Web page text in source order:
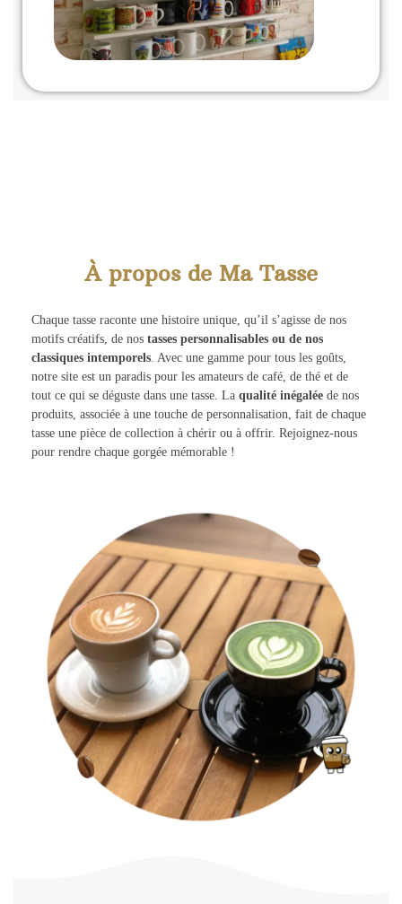
À propos de Ma Tasse
Chaque tasse raconte une histoire unique, qu’il s’agisse de nos
motifs créatifs, de nos tasses personnalisables ou de nos
classiques intemporels. Avec une gamme pour tous les goûts,
notre site est un paradis pour les amateurs de café, de thé et de
tout ce qui se déguste dans une tasse. La qualité inégalée de nos
produits, associée à une touche de personnalisation, fait de chaque
tasse une pièce de collection à chérir ou à offrir. Rejoignez-nous
pour rendre chaque gorgée mémorable !